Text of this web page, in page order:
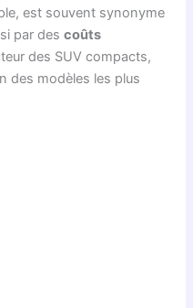
est souvent synonyme
par descoûts
des SUV compacts,
des modèles les plus